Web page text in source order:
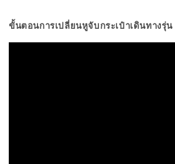
ขั้นตอนการเปลี่ยนหูจับกระเป๋าเดินทางรุ่น